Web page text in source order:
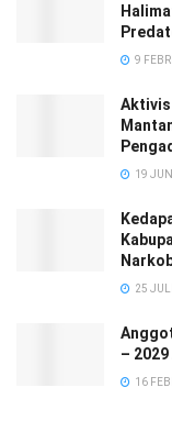
9
Aktivis
19
25
–
16